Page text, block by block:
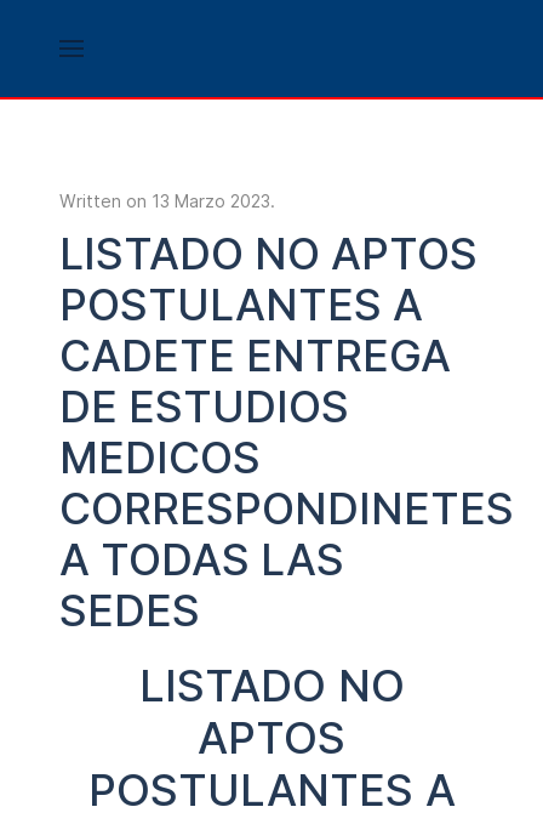
Written on 13 Marzo 2023.
LISTADO NO APTOS
POSTULANTES A
CADETE ENTREGA
DE ESTUDIOS
MEDICOS
CORRESPONDINETES
A TODAS LAS
SEDES
LISTADO NO
APTOS
POSTULANTES A